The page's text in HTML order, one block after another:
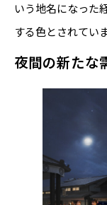
いう地名になった
する色とされてい
夜間の新たな